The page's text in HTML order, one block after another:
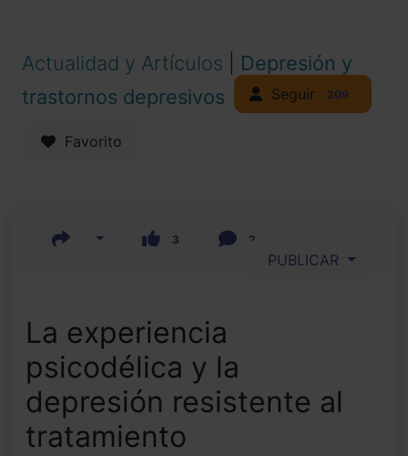
Actualidad y Artículos
Depresión y
trastornos depresivos
Seguir 209
Favorito
3 2
PUBLICAR
La experiencia
psicodélica y la
depresión resistente al
tratamiento